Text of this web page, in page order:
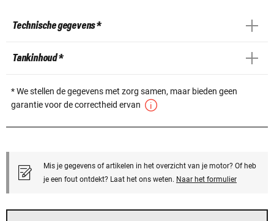
Technische gegevens *
Tankinhoud *
* We stellen de gegevens met zorg samen, maar bieden geen
garantie voor de correctheid ervan
Mis je gegevens of artikelen in het overzicht van je motor? Of heb
je een fout ontdekt? Laat het ons weten. Naar het formulier